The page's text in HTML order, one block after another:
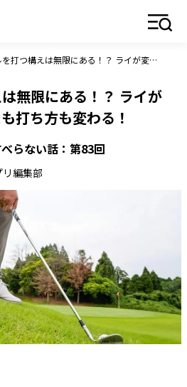
ボールを打つ構えは無限にある！？ ライが変わればアドレスも打ち方も変わる！
無限にある！？ ライが
打ち方も変わる！
らない話：第83回
編集部